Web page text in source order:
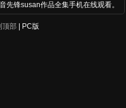
先锋susan作品全集手机在线观看。
顶部| PC版